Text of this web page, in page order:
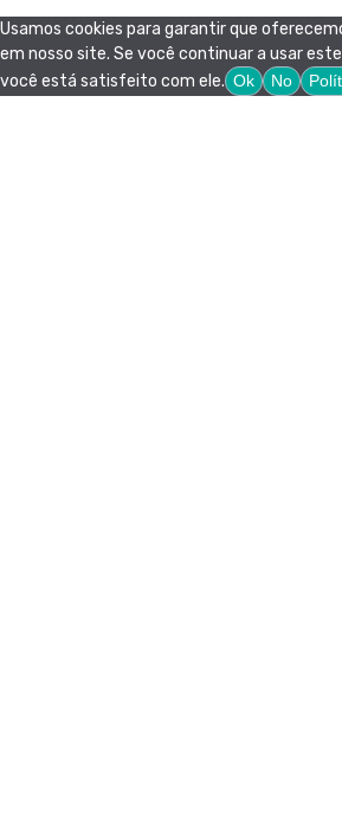
Usamos cookies para garantir que
em nosso site. Se você continuar a usar
você está satisfeito com ele. Ok No